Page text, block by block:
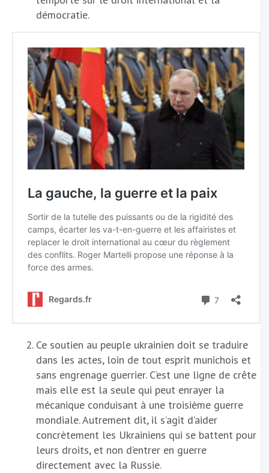
démocratie.
Ce soutien au peuple ukrainien doit se traduire
dans les actes, loin de tout esprit munichois et
sans engrenage guerrier. C’est une ligne de crête
mais elle est la seule qui peut enrayer la
mécanique conduisant à une troisième guerre
mondiale. Autrement dit, il s’agit d’aider
concrètement les Ukrainiens qui se battent pour
leurs droits, et non d’entrer en guerre
directement avec la Russie.